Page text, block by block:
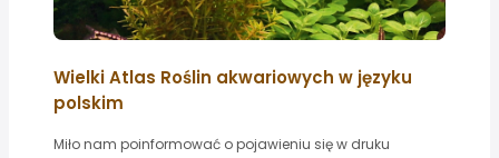
Wielki Atlas Roślin akwariowych w języku
polskim
Miło nam poinformować o pojawieniu się w druku